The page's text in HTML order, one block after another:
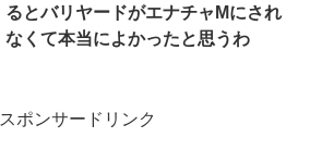
るとバリヤードがエナチャMにされ
なくて本当によかったと思うわ
スポンサードリンク